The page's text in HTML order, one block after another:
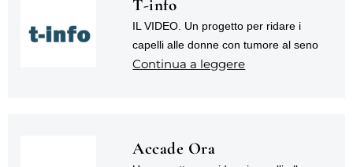
T-info
IL VIDEO. Un progetto per ridare i
capelli alle donne con tumore al seno
Continua a leggere
Accade Ora